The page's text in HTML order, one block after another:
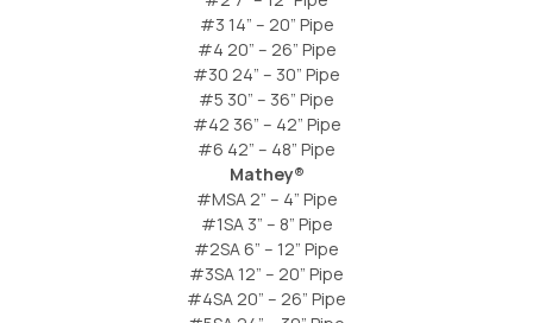
#3 14” – 20” Pipe
#4 20” – 26” Pipe
#30 24” – 30” Pipe
#5 30” – 36” Pipe
#42 36” – 42” Pipe
#6 42” – 48” Pipe
Mathey®
#MSA 2” – 4” Pipe
#1SA 3” – 8” Pipe
#2SA 6” – 12” Pipe
#3SA 12” – 20” Pipe
#4SA 20” – 26” Pipe